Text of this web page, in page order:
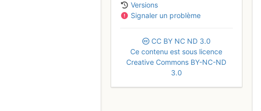
Versions
Signaler un problème
CC BY NC ND 3.0
Ce contenu est sous licence
Creative Commons BY-NC-ND
3.0